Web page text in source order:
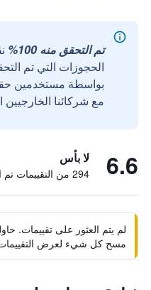
تم التحقق منه 100%
الحجوزات التي تم
مع شركائنا الخارجيين
6.6 لا بأس
294 من التقييمات تم التحقق منها
لم يتم العثور على تقييمات.
مسح كل شيء لعرض